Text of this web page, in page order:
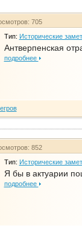
705
Тип: Исторические
Антверпенская
подробнее
852
Тип: Исторические
Я бы в актуарии
подробнее